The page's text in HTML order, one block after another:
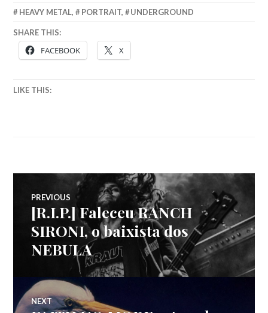
HEAVY METAL, PORTRAIT, UNDERGROUND
SHARE THIS:
FACEBOOK X
LIKE THIS:
Navegação
de
artigos
PREVIOUS
Previous
post:
[R.I.P.] Faleceu RANCH
SIRONI, o baixista dos
NEBULA
NEXT